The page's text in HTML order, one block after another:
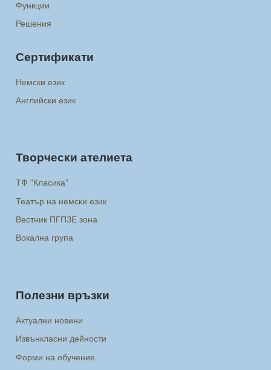
Функции
Решения
Сертификати
Немски език
Английски език
Творчески ателиета
ТФ "Класика"
Театър на немски език
Вестник ПГПЗЕ зона
Вокална група
Полезни връзки
Актуални новини
Извънкласни дейности
Форми на обучение